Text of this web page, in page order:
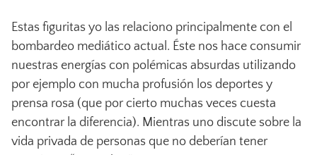
Estas figuritas yo las relaciono principalmente con el
bombardeo mediático actual. Éste nos hace consumir
nuestras energías con polémicas absurdas utilizando
por ejemplo con mucha profusión los deportes y
prensa rosa (que por cierto muchas veces cuesta
encontrar la diferencia). Mientras uno discute sobre la
vida privada de personas que no deberían tener